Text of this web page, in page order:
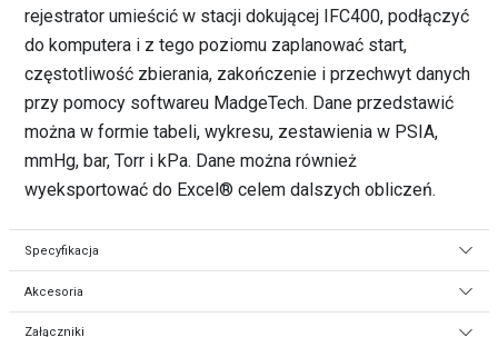
rejestrator umieścić w stacji dokującej IFC400, podłączyć
do komputera i z tego poziomu zaplanować start,
częstotliwość zbierania, zakończenie i przechwyt danych
przy pomocy softwareu MadgeTech. Dane przedstawić
można w formie tabeli, wykresu, zestawienia w PSIA,
mmHg, bar, Torr i kPa. Dane można również
wyeksportować do Excel® celem dalszych obliczeń.
Specyfikacja
Akcesoria
Załączniki